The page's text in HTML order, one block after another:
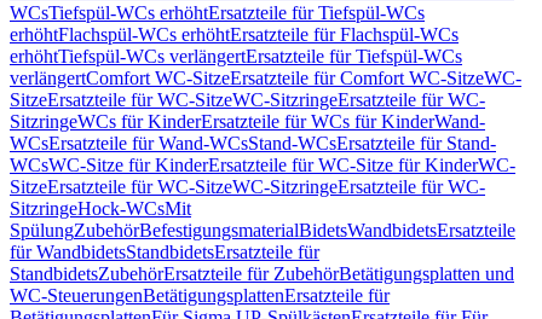
WCsTiefspül-WCs erhöhtErsatzteile für Tiefspül-WCs
erhöhtFlachspül-WCs erhöhtErsatzteile für Flachspül-WCs
erhöhtTiefspül-WCs verlängertErsatzteile für Tiefspül-WCs
verlängertComfort WC-SitzeErsatzteile für Comfort WC-SitzeWC-
SitzeErsatzteile für WC-SitzeWC-SitzringeErsatzteile für WC-
SitzringeWCs für KinderErsatzteile für WCs für KinderWand-
WCsErsatzteile für Wand-WCsStand-WCsErsatzteile für Stand-
WCsWC-Sitze für KinderErsatzteile für WC-Sitze für KinderWC-
SitzeErsatzteile für WC-SitzeWC-SitzringeErsatzteile für WC-
SitzringeHock-WCsMit
SpülungZubehörBefestigungsmaterialBidetsWandbidetsErsatzteile
für WandbidetsStandbidetsErsatzteile für
StandbidetsZubehörErsatzteile für ZubehörBetätigungsplatten und
WC-SteuerungenBetätigungsplattenErsatzteile für